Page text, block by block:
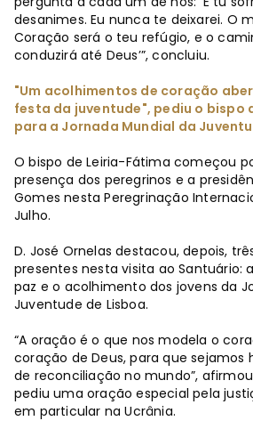
desanimes. Eu nunca te deixarei. O
Coração será o teu refúgio, e o
conduzirá até Deus’”, concluiu.
"Um acolhimentos de coração
festa da juventude", pediu o bispo
para a Jornada Mundial da
O bispo de Leiria-Fátima começou
presença dos peregrinos e a
Gomes nesta Peregrinação
Julho.
D. José Ornelas destacou, depois,
presentes nesta visita ao Santuário:
paz e o acolhimento dos jovens da
Juventude de Lisboa.
“A oração é o que nos modela o
coração de Deus, para que sejamos
de reconciliação no mundo”,
pediu uma oração especial pela
em particular na Ucrânia.